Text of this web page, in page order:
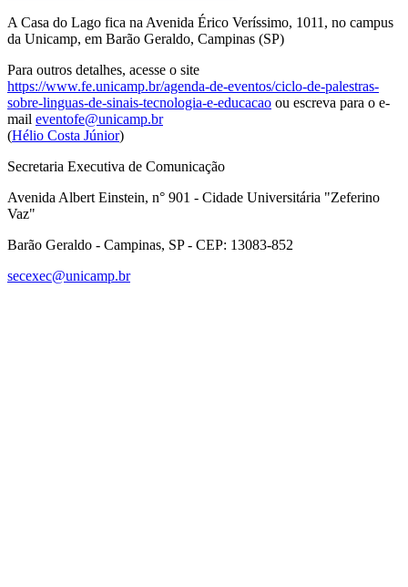
A Casa do Lago fica na Avenida Érico Veríssimo, 1011, no campus
da Unicamp, em Barão Geraldo, Campinas (SP)
Para outros detalhes, acesse o site
https://www.fe.unicamp.br/agenda-de-eventos/ciclo-de-palestras-
sobre-linguas-de-sinais-tecnologia-e-educacao ou escreva para o e-
mail eventofe@unicamp.br
(Hélio Costa Júnior)
Secretaria Executiva de Comunicação
Avenida Albert Einstein, n° 901 - Cidade Universitária "Zeferino
Vaz"
Barão Geraldo - Campinas, SP - CEP: 13083-852
secexec@unicamp.br